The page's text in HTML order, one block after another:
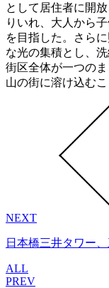
として居住者に開
りいれ、大人から
を目指した。さら
な光の集積とし、
街区全体が一つの
山の街に溶け込むこ
NEXT
日本橋三井タワー
ALL
PREV